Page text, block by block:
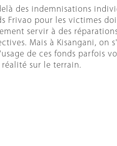
des indemnisations
Frivao pour les victimes
servir à des
Mais à Kisangani, on
de ces fonds parfois
réalité sur le terrain.